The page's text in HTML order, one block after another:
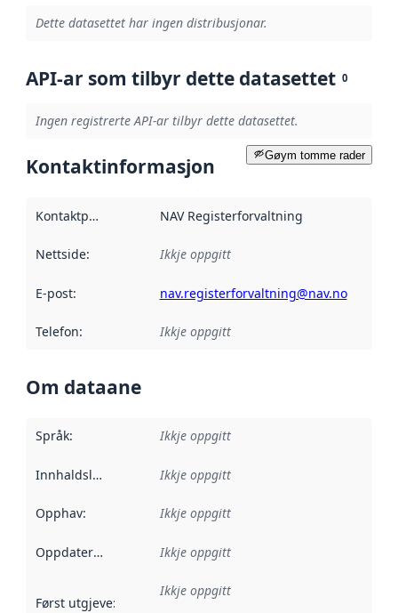
Dette datasettet har ingen distribusjonar.
API-ar som tilbyr dette datasettet 0
Ingen registrerte API-ar tilbyr dette datasettet.
Gøym tomme rader
Kontaktinformasjon
Kontaktpunkt NAV Registerforvaltning
Nettside: Ikkje oppgitt
E-post: nav.registerforvaltning@nav.no
Telefon: Ikkje oppgitt
Om dataane
Språk: Ikkje oppgitt
Innhaldsleverandørar :
Ikkje oppgitt
Opphav: Ikkje oppgitt
Oppdateringsfrekvens :
Ikkje oppgitt
Først utgjeve: Denne datoen seier når dataa i dette
Ikkje oppgitt